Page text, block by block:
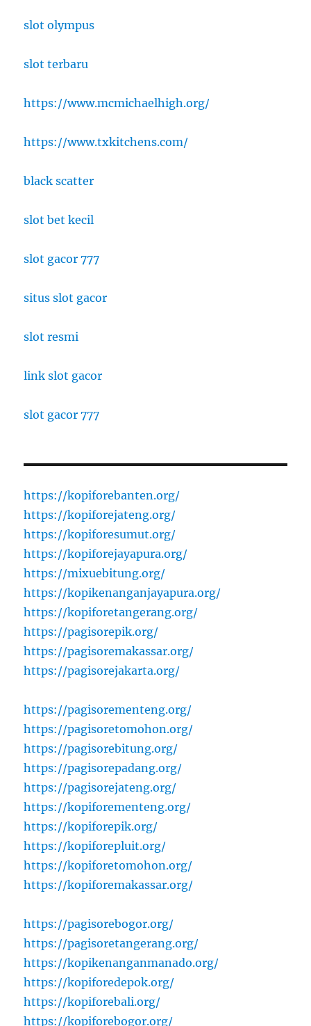
slot olympus
slot terbaru
https://www.mcmichaelhigh.org/
https://www.txkitchens.com/
black scatter
slot bet kecil
slot gacor 777
situs slot gacor
slot resmi
link slot gacor
slot gacor 777
https://kopiforebanten.org/
https://kopiforejateng.org/
https://kopiforesumut.org/
https://kopiforejayapura.org/
https://mixuebitung.org/
https://kopikenanganjayapura.org/
https://kopiforetangerang.org/
https://pagisorepik.org/
https://pagisoremakassar.org/
https://pagisorejakarta.org/
https://pagisorementeng.org/
https://pagisoretomohon.org/
https://pagisorebitung.org/
https://pagisorepadang.org/
https://pagisorejateng.org/
https://kopiforementeng.org/
https://kopiforepik.org/
https://kopiforepluit.org/
https://kopiforetomohon.org/
https://kopiforemakassar.org/
https://pagisorebogor.org/
https://pagisoretangerang.org/
https://kopikenanganmanado.org/
https://kopiforedepok.org/
https://kopiforebali.org/
https://kopiforebogor.org/